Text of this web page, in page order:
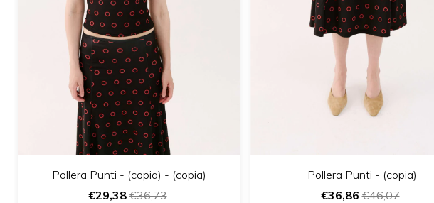
Pollera Punti - (copia) - (copia)
€29,38€36,73
Pollera Punti - (copia)
€36,86€46,07